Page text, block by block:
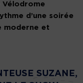
Vélodrome
d’une soirée
moderne et
SUZANE,